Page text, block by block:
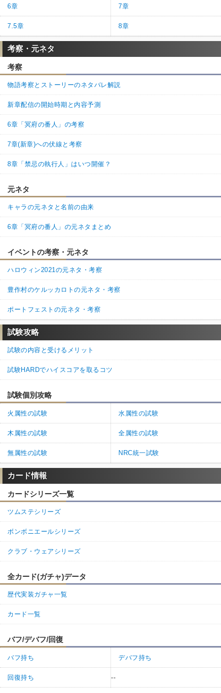
6章 7章
7.5章 8章
考察・元ネタ
考察
物語考察とストーリーのネタバレ解説
新章配信の開始時期と内容予測
6章「冥府の番人」の考察
7章(新章)への伏線と考察
8章「禁忌の執行人」はいつ開催？
元ネタ
キャラの元ネタと名前の由来
6章「冥府の番人」の元ネタまとめ
イベントの考察・元ネタ
ハロウィン2021の元ネタ・考察
豊作村のケルッカロトの元ネタ・考察
ポートフェストの元ネタ・考察
試験攻略
試験の内容と受けるメリット
試験HARDでハイスコアを取るコツ
試験個別攻略
火属性の試験 水属性の試験
木属性の試験 全属性の試験
無属性の試験 NRC統一試験
カード情報
カードシリーズ一覧
ツムステシリーズ
ボンボニエールシリーズ
クラブ・ウェアシリーズ
全カード(ガチャ)データ
歴代実装ガチャ一覧
カード一覧
バフ/デバフ/回復
バフ持ち デバフ持ち
回復持ち --